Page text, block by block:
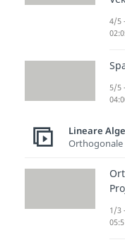
4/5
5/5
Lineare
1/3